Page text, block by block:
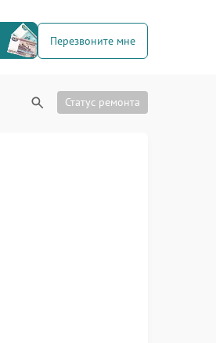
Перезвоните мне
Статус ремонта